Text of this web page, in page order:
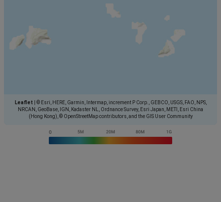
Leaflet
© Esri, HERE, Garmin, Intermap, increment P Corp., GEBCO, USGS, FAO, NPS,
NRCAN, GeoBase, IGN, Kadaster NL, Ordnance Survey, Esri Japan, METI, Esri China
(Hong Kong), © OpenStreetMap contributors, and the GIS User Community